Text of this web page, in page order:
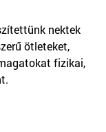
nektek
ötleteket,
fizikai,